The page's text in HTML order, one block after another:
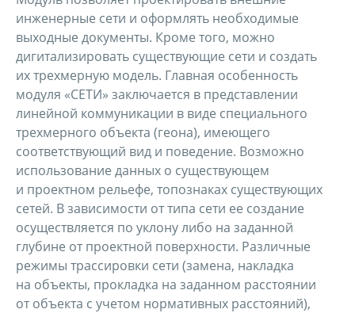
инженерные сети и оформлять необходимые
выходные документы. Кроме того, можно
дигитализировать существующие сети и создать
их трехмерную модель. Главная особенность
модуля «СЕТИ» заключается в представлении
линейной коммуникации в виде специального
трехмерного объекта (геона), имеющего
соответствующий вид и поведение. Возможно
использование данных о существующем
и проектном рельефе, топознаках существующих
сетей. В зависимости от типа сети ее создание
осуществляется по уклону либо на заданной
глубине от проектной поверхности. Различные
режимы трассировки сети (замена, накладка
на объекты, прокладка на заданном расстоянии
от объекта с учетом нормативных расстояний),